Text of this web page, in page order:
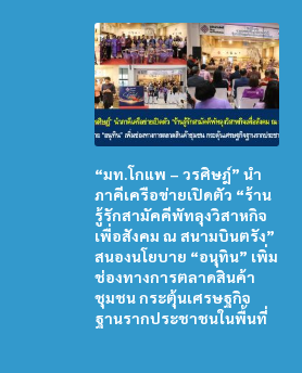
“มท.โกแพ – วรศิษฎ์” นำ
ภาคีเครือข่ายเปิดตัว “ร้าน
รู้รักสามัคคีพัทลุงวิสาหกิจ
เพื่อสังคม ณ สนามบินตรัง”
สนองนโยบาย “อนุทิน” เพิ่ม
ช่องทางการตลาดสินค้า
ชุมชน กระตุ้นเศรษฐกิจ
ฐานรากประชาชนในพื้นที่